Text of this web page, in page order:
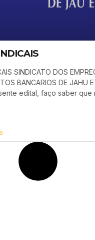
SINDICATO DOS
BANCARIOS DE JAHU E
edital, faço saber que